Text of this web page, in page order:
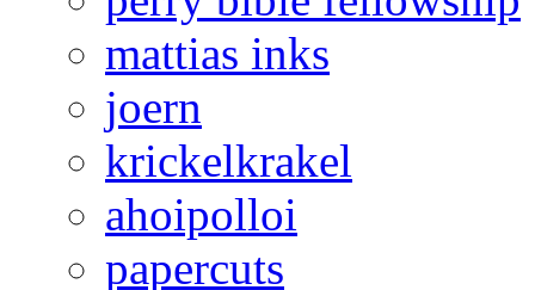
mattias inks
joern
krickelkrakel
ahoipolloi
papercuts